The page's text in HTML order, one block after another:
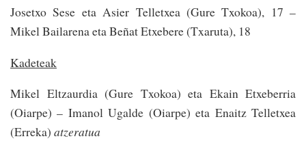
Josetxo Sese eta Asier Telletxea (Gure Txokoa), 17 –
Mikel Bailarena eta Beñat Etxebere (Txaruta), 18
Kadeteak
Mikel Eltzaurdia (Gure Txokoa) eta Ekain Etxeberria
(Oiarpe) – Imanol Ugalde (Oiarpe) eta Enaitz Telletxea
(Erreka) atzeratua